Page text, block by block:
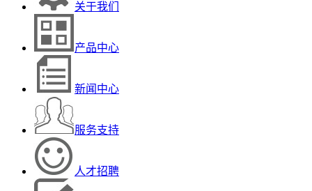
关于我们
产品中心
新闻中心
服务支持
人才招聘